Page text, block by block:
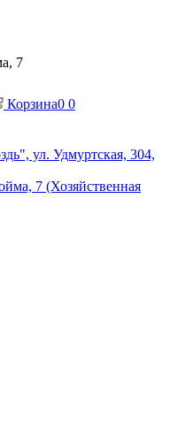
7
Корзина0 0
ул. Удмуртская, 304,
7 (Хозяйственная